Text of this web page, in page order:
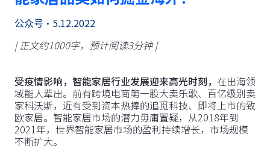
公众号 • 5.12.2022
| 正文约1000字，预计阅读3分钟 |
受疫情影响，智能家居行业发展迎来高光时刻， 在出海领
域能人辈出。前有跨境电商第一股大卖乐歌、百亿级别卖
家科沃斯，近有受到资本热捧的追觅科技、即将上市的致
欧家居。智能家居市场的潜力毋庸置疑，从2018年到
2021年，世界智能家居市场的盈利持续增长，市场规模
不断扩大。